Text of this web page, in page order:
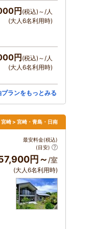
円 (税込)～/人
(大人6名利用時)
円 (税込)～/人
(大人6名利用時)
ランをもっとみる
宮崎 > 宮崎・青島・日南
最安料金(税込)
(目安)
円～ /室
(大人6名利用時)